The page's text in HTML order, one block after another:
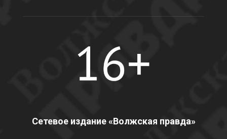
Сетевое издание «Волжская правда»